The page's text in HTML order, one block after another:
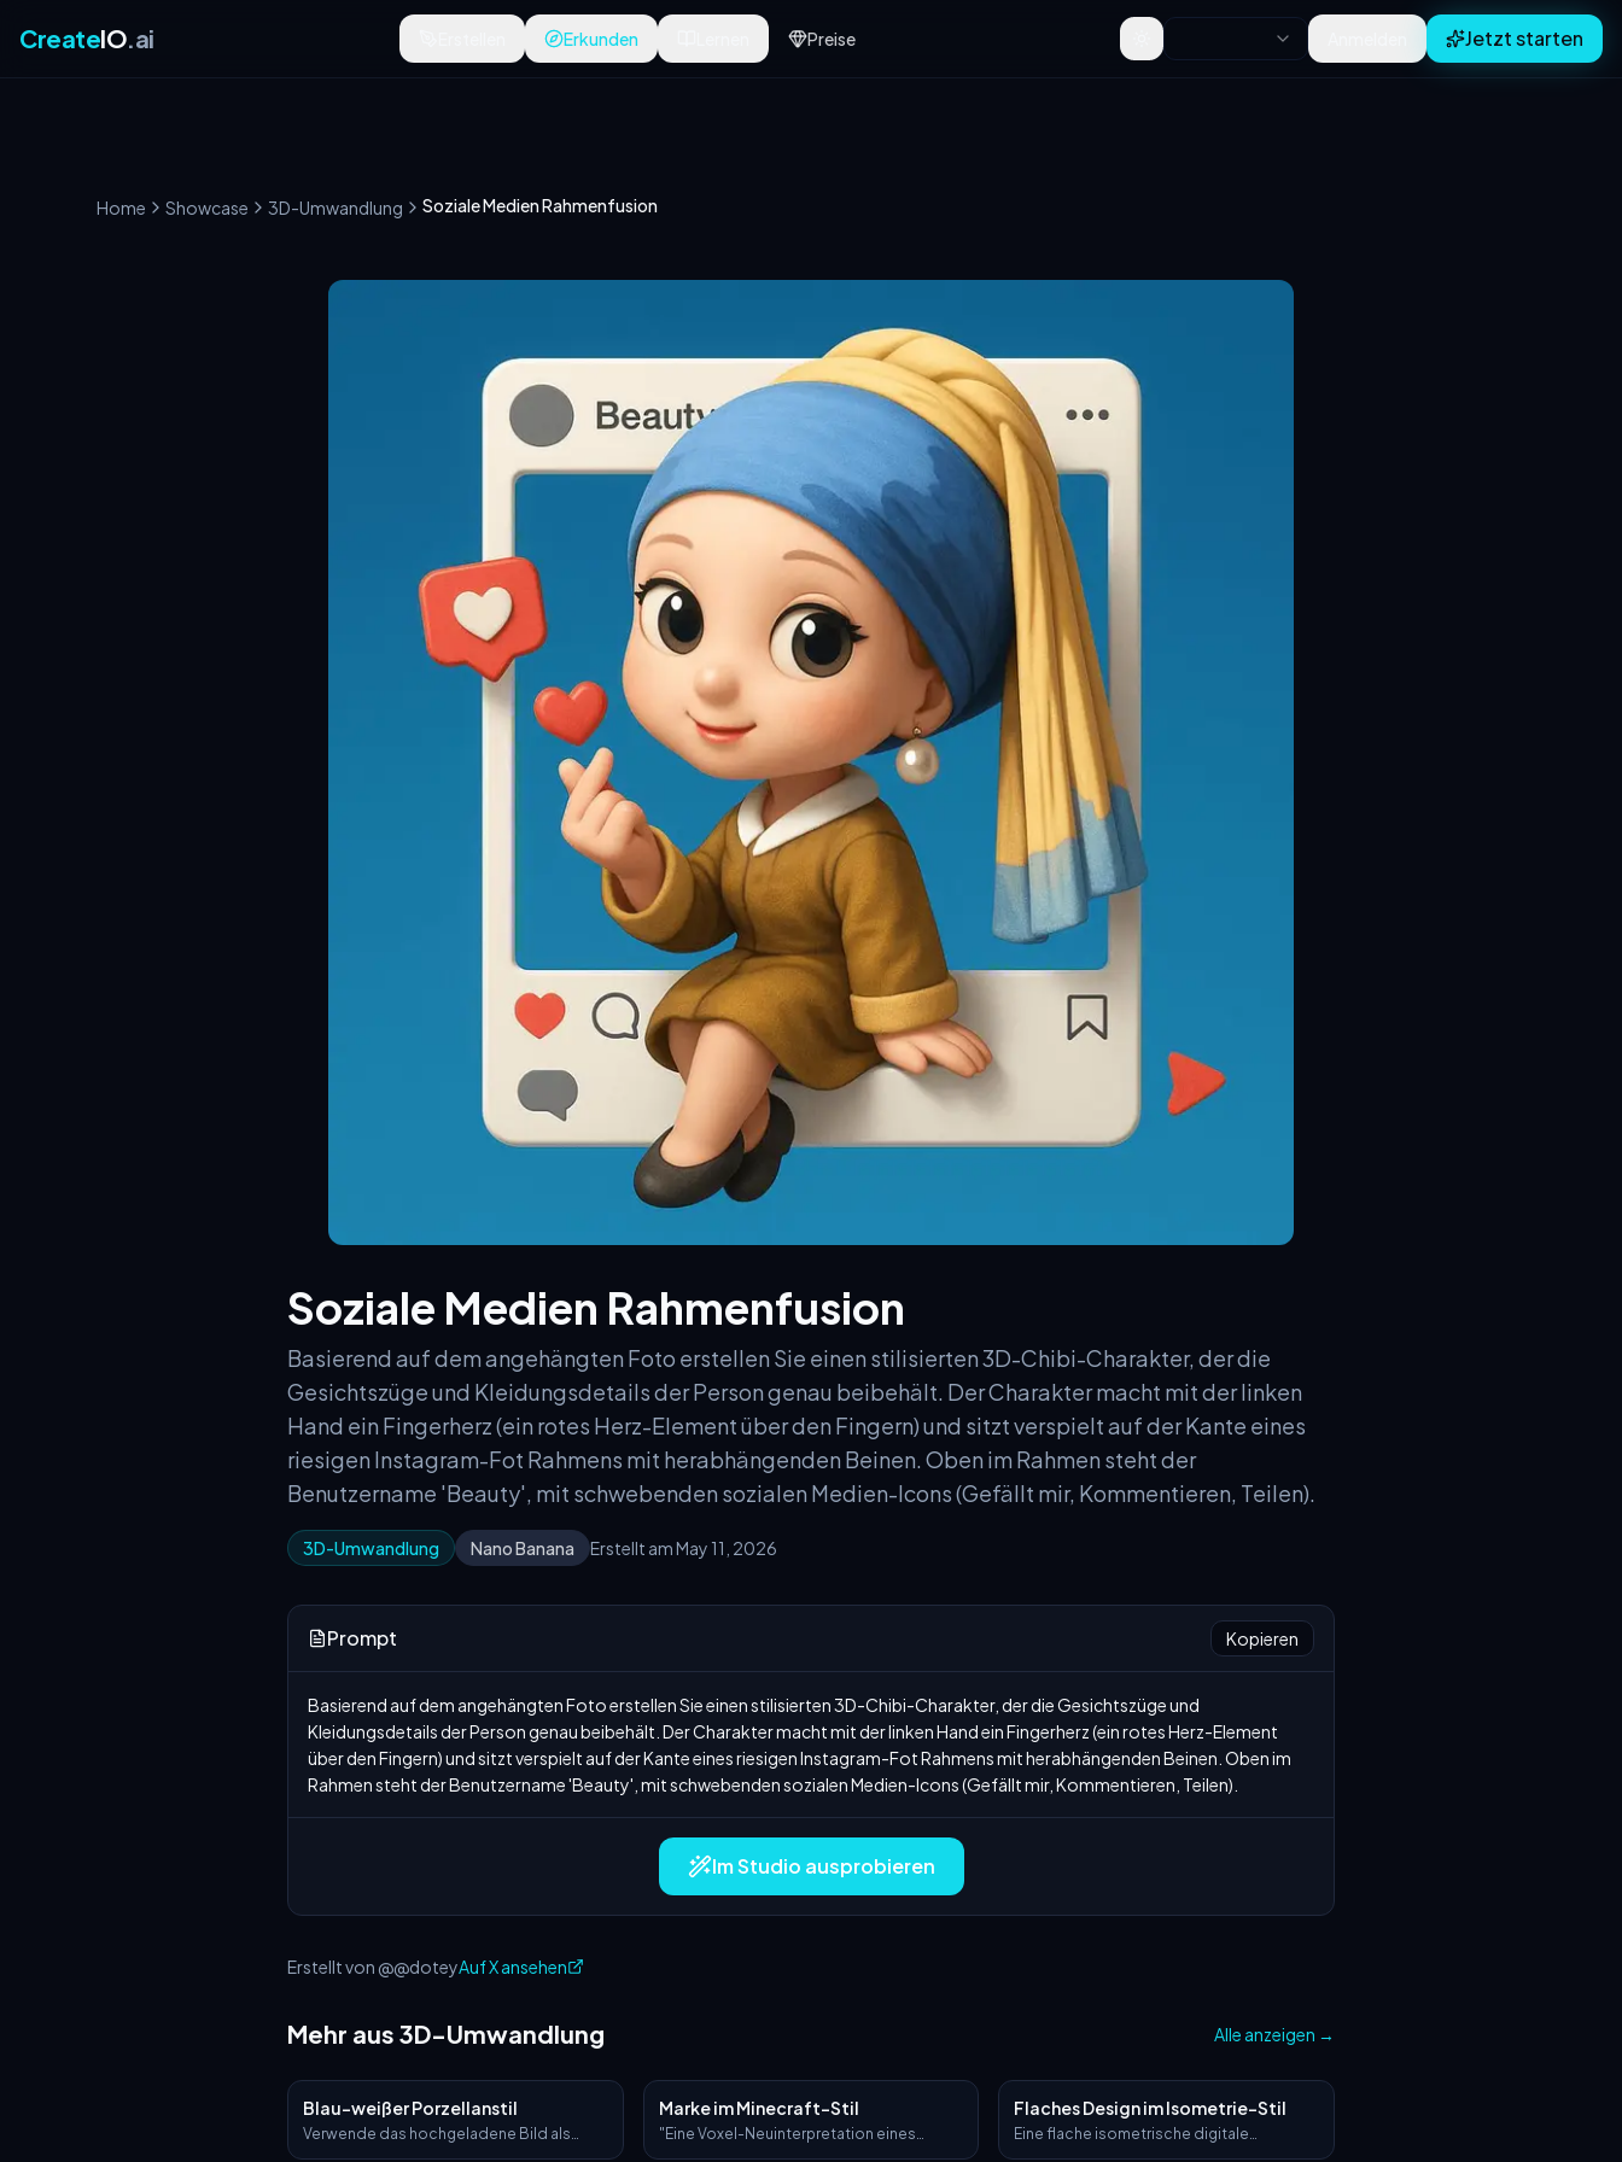
CreateIO.ai Erkunden Preise Toggle theme Jetzt starten
Home Showcase 3D-Umwandlung Soziale Medien Rahmenfusion
Soziale Medien Rahmenfusion
Basierend auf dem angehängten Foto erstellen Sie einen stilisierten 3D-Chibi-Charakter, der die
Gesichtszüge und Kleidungsdetails der Person genau beibehält. Der Charakter macht mit der linken
Hand ein Fingerherz (ein rotes Herz-Element über den Fingern) und sitzt verspielt auf der Kante eines
riesigen Instagram-Fot Rahmens mit herabhängenden Beinen. Oben im Rahmen steht der
Benutzername 'Beauty', mit schwebenden sozialen Medien-Icons (Gefällt mir, Kommentieren, Teilen).
3D-Umwandlung Nano Banana Erstellt am May 11, 2026
Prompt Kopieren
Basierend auf dem angehängten Foto erstellen Sie einen stilisierten 3D-Chibi-Charakter, der die Gesichtszüge und
Kleidungsdetails der Person genau beibehält. Der Charakter macht mit der linken Hand ein Fingerherz (ein rotes Herz-Element
über den Fingern) und sitzt verspielt auf der Kante eines riesigen Instagram-Fot Rahmens mit herabhängenden Beinen. Oben im
Rahmen steht der Benutzername 'Beauty', mit schwebenden sozialen Medien-Icons (Gefällt mir, Kommentieren, Teilen).
Im Studio ausprobieren
Erstellt von @@doteyAuf X ansehen
Mehr aus 3D-Umwandlung Alle anzeigen →
Blau-weißer Porzellanstil
Verwende das hochgeladene Bild als
Marke im Minecraft-Stil
"Eine Voxel-Neuinterpretation eines
Flaches Design im Isometrie-Stil
Eine flache isometrische digitale